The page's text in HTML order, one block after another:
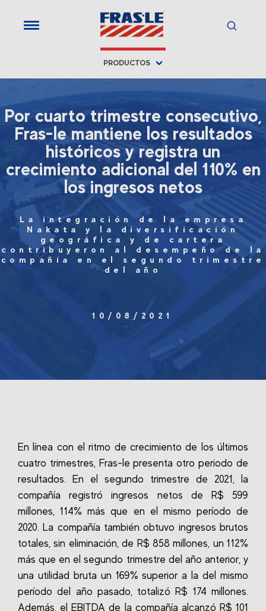
PRODUCTOS
Por cuarto trimestre consecutivo,
Fras-le mantiene los resultados
históricos y registra un
crecimiento adicional del 110% en
los ingresos netos
La integración de la empresa
Nakata y la diversificación
geográfica y de cartera
contribuyeron al desempeño de la
compañía en el segundo trimestre
del año
10/08/2021
En línea con el ritmo de crecimiento de los últimos
cuatro trimestres, Fras-le presenta otro periodo de
resultados. En el segundo trimestre de 2021, la
compañía registró ingresos netos de R$ 599
millones, 114% más que en el mismo período de
2020. La compañía también obtuvo ingresos brutos
totales, sin eliminación, de R$ 858 millones, un 112%
más que en el segundo trimestre del año anterior, y
una utilidad bruta un 169% superior a la del mismo
período del año pasado, totalizó R$ 174 millones.
Además, el EBITDA de la compañía alcanzó R$ 101